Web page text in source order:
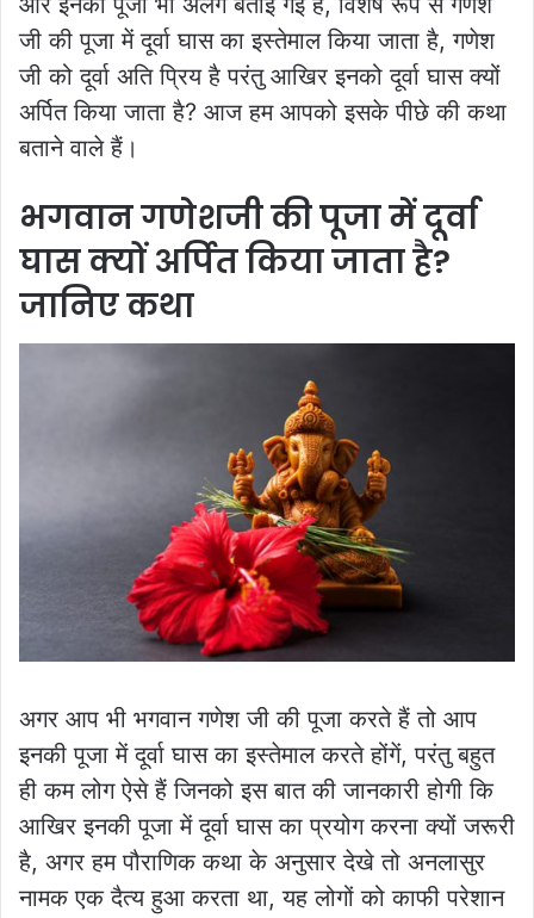
जी की पूजा में दूर्वा घास का इस्तेमाल किया जाता है, गणेश
जी को दूर्वा अति प्रिय है परंतु आखिर इनको दूर्वा घास क्यों
अर्पित किया जाता है? आज हम आपको इसके पीछे की कथा
बताने वाले हैं।
भगवान गणेशजी की पूजा में दूर्वा
घास क्यों अर्पित किया जाता है?
जानिए कथा
अगर आप भी भगवान गणेश जी की पूजा करते हैं तो आप
इनकी पूजा में दूर्वा घास का इस्तेमाल करते होंगें, परंतु बहुत
ही कम लोग ऐसे हैं जिनको इस बात की जानकारी होगी कि
आखिर इनकी पूजा में दूर्वा घास का प्रयोग करना क्यों जरूरी
है, अगर हम पौराणिक कथा के अनुसार देखे तो अनलासुर
नामक एक दैत्य हुआ करता था, यह लोगों को काफी परेशान